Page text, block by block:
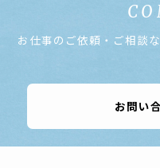
お仕事のご依頼・ご相談
お問い